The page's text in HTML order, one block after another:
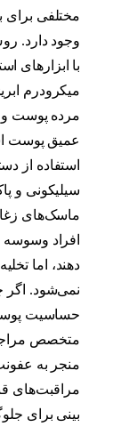
مختلفی برای
وجود دارد.
با
میکرودرم
مرده پوست و
عمیق پوست
استفاده از
سیلیکونی و
ماسک‌های
افراد وسوسه
دهند، اما
نمی‌شود. اگر
حساسیت
متخصص
منجر به
مراقبت‌های
بینی برای